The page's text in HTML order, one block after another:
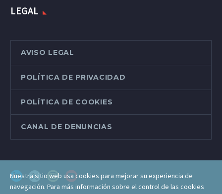
LEGAL
AVISO LEGAL
POLÍTICA DE PRIVACIDAD
POLÍTICA DE COOKIES
CANAL DE DENUNCIAS
Nuestra sitio web usa cookies para mejorar su experiencia de
navegación. Para más información sobre el control de las cookies